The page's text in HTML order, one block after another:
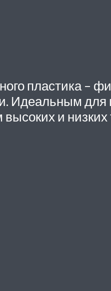
пластика –
Идеальным для
высоких и